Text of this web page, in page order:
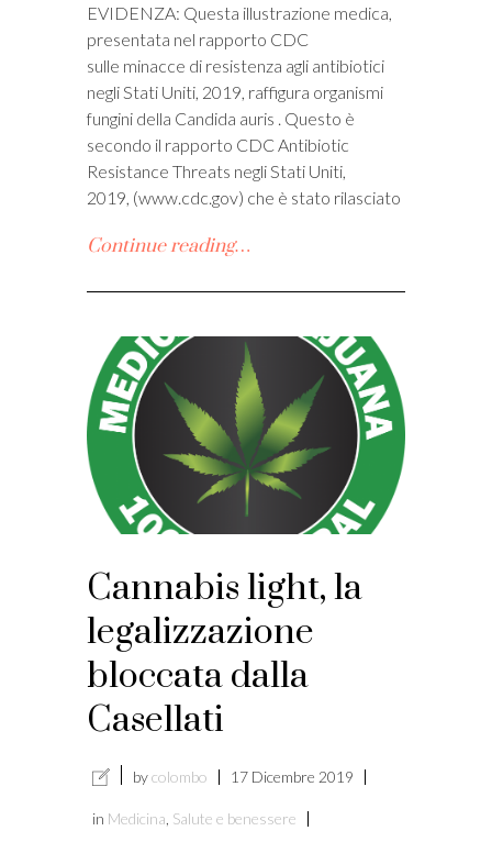
EVIDENZA: Questa illustrazione medica,
presentata nel rapporto CDC
sulle minacce di resistenza agli antibiotici
negli Stati Uniti, 2019, raffigura organismi
fungini della Candida auris . Questo è
secondo il rapporto CDC Antibiotic
Resistance Threats negli Stati Uniti,
2019, (www.cdc.gov) che è stato rilasciato
Continue reading…
Cannabis light, la
legalizzazione
bloccata dalla
Casellati
bycolombo 17 Dicembre 2019
in Medicina Salute e benessere